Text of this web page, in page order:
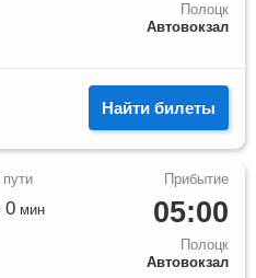
Полоцк
Автовокзал
Найти билеты
05:00
Полоцк
Автовокзал
0мин